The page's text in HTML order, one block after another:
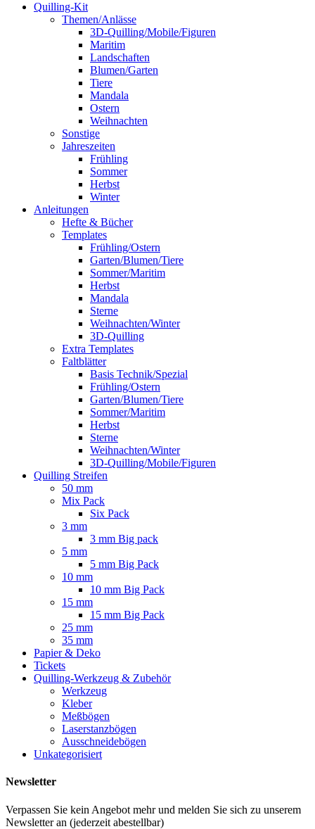
Quilling-Kit
Themen/Anlässe
3D-Quilling/Mobile/Figuren
Maritim
Landschaften
Blumen/Garten
Tiere
Mandala
Ostern
Weihnachten
Sonstige
Jahreszeiten
Frühling
Sommer
Herbst
Winter
Anleitungen
Hefte & Bücher
Templates
Frühling/Ostern
Garten/Blumen/Tiere
Sommer/Maritim
Herbst
Mandala
Sterne
Weihnachten/Winter
3D-Quilling
Extra Templates
Faltblätter
Basis Technik/Spezial
Frühling/Ostern
Garten/Blumen/Tiere
Sommer/Maritim
Herbst
Sterne
Weihnachten/Winter
3D-Quilling/Mobile/Figuren
Quilling Streifen
50 mm
Mix Pack
Six Pack
3 mm
3 mm Big pack
5 mm
5 mm Big Pack
10 mm
10 mm Big Pack
15 mm
15 mm Big Pack
25 mm
35 mm
Papier & Deko
Tickets
Quilling-Werkzeug & Zubehör
Werkzeug
Kleber
Meßbögen
Laserstanzbögen
Ausschneidebögen
Unkategorisiert
Newsletter
Verpassen Sie kein Angebot mehr und melden Sie sich zu unserem
Newsletter an (jederzeit abestellbar)